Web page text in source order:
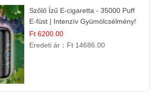
Szőlő Ízű E-cigaretta - 35000 Puff
E-füst | Intenzív Gyümölcsélmény!
Ft 6200.00
Eredeti ár： Ft 14686.00